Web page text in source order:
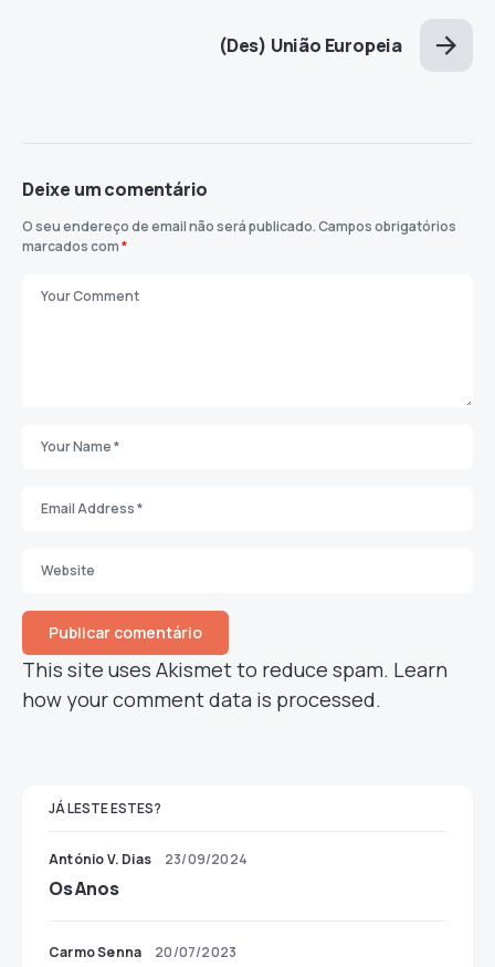
(Des) União Europeia
Deixe um comentário
O seu endereço de email não será publicado.Campos obrigatórios
marcados com*
This site uses Akismet to reduce spam. Learn
how your comment data is processed.
JÁ LESTE ESTES?
António V. Dias 23/09/2024
Os Anos
Carmo Senna 20/07/2023